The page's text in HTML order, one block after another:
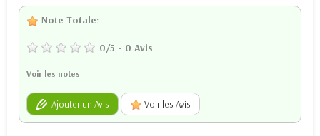
Note Totale:
0/5 - 0 Avis
Voir les notes
Ajouter un Avis Voir les Avis